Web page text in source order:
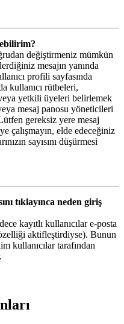
değiştirmeniz mümkün
mesajın yanında
profili sayfasında
kullanıcı rütbeleri,
veya yetkili üyeleri belirlemek
mesaj panosu yöneticileri
gereksiz yere mesaj
çalışmayın, elde edeceğiniz
sayısını düşürmesi
tıklayınca neden giriş
kayıtlı kullanıcılar e-posta
aktifleştirdiyse). Bunun
kullanıcılar tarafından